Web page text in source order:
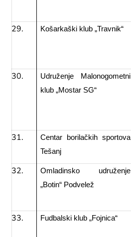
Košarkaški klub „Travnik“
Udruženje Malonogometni
klub „Mostar SG“
Centar borilačkih sportova
Tešanj
Omladinsko udruženje
„Botin“ Podvelež
Fudbalski klub „Fojnica“